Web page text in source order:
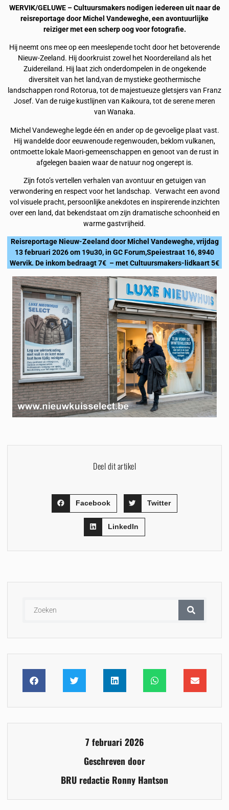
WERVIK/GELUWE – Cultuursmakers nodigen iedereen uit naar de
reisreportage door Michel Vandeweghe, een avontuurlijke
reiziger met een scherp oog voor fotografie.
Hij neemt ons mee op een meeslepende tocht door het betoverende
Nieuw-Zeeland. Hij doorkruist zowel het Noordereiland als het
Zuidereiland. Hij laat zich onderdompelen in de ongekende
diversiteit van het land,van de mystieke geothermische
landschappen rond Rotorua, tot de majestueuze gletsjers van Franz
Josef. Van de ruige kustlijnen van Kaikoura, tot de serene meren
van Wanaka.
Michel Vandeweghe legde één en ander op de gevoelige plaat vast.
Hij wandelde door eeuwenoude regenwouden, beklom vulkanen,
ontmoette lokale Maori-gemeenschappen en genoot van de rust in
afgelegen baaien waar de natuur nog ongerept is.
Zijn foto’s vertellen verhalen van avontuur en getuigen van
verwondering en respect voor het landschap. Verwacht een avond
vol visuele pracht, persoonlijke anekdotes en inspirerende inzichten
over een land, dat bekendstaat om zijn dramatische schoonheid en
warme gastvrijheid.
Reisreportage Nieuw-Zeeland door Michel Vandeweghe, vrijdag
13 februari 2026 om 19u30, in GC Forum,Speiestraat 16, 8940
Wervik. De inkom bedraagt 7€ – met Cultuursmakers-lidkaart 5€
Deel dit artikel
Facebook Twitter
LinkedIn
7 februari 2026
Geschreven door
BRU redactie Ronny Hantson